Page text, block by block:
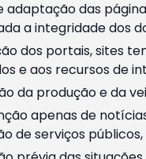
adaptação das
a integridade dos
dos portais, sites
e aos recursos de
da produção e da
apenas de
de serviços